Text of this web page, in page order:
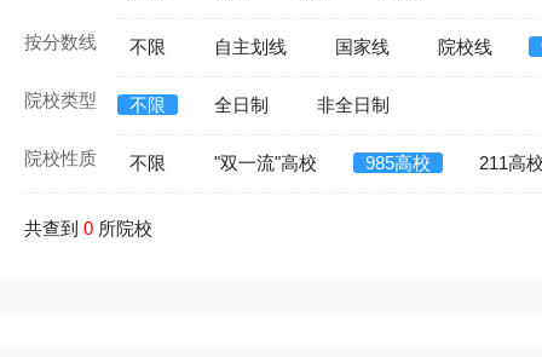
按分数线 不限 自主划线 国家线 院校线
院校类型 不限 全日制 非全日制
院校性质 不限 "双一流"高校 985高校 211高
共查到 0 所院校